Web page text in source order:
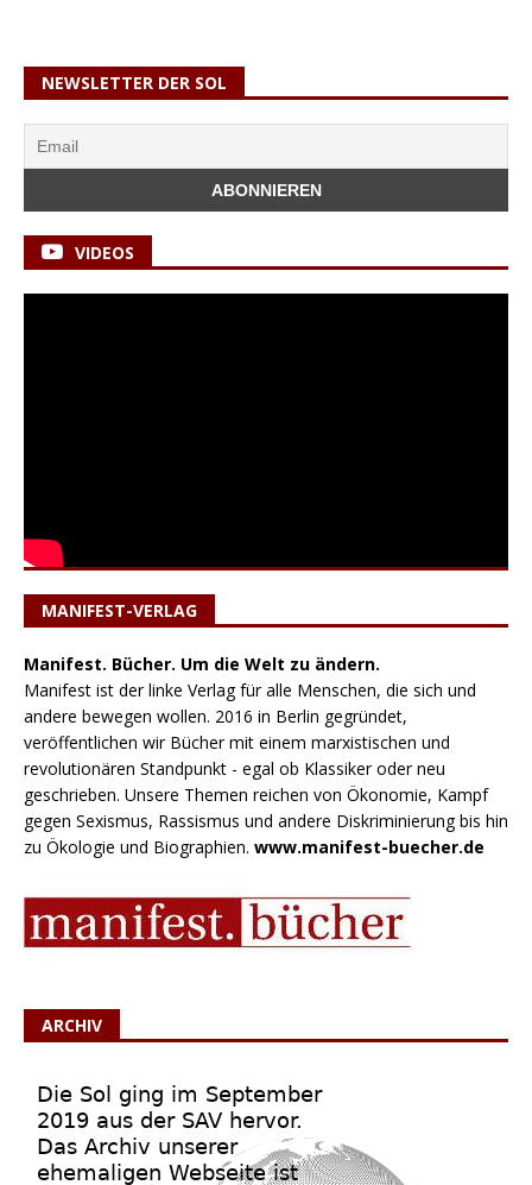
NEWSLETTER DER SOL
VIDEOS
MANIFEST-VERLAG
Manifest. Bücher. Um die Welt zu ändern.
Manifest ist der linke Verlag für alle Menschen, die sich und
andere bewegen wollen. 2016 in Berlin gegründet,
veröffentlichen wir Bücher mit einem marxistischen und
revolutionären Standpunkt - egal ob Klassiker oder neu
geschrieben. Unsere Themen reichen von Ökonomie, Kampf
gegen Sexismus, Rassismus und andere Diskriminierung bis hin
zu Ökologie und Biographien. www.manifest-buecher.de
ARCHIV